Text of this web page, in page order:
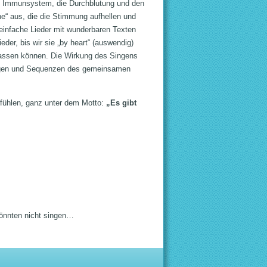
die Durchblutung und den
aus, die die Stimmung aufhellen und
Lieder mit wunderbaren Texten
bis wir sie „by heart“ (auswendig)
können. Die Wirkung des Singens
und Sequenzen des gemeinsamen
ganz unter dem Motto: „Es gibt
nicht singen…